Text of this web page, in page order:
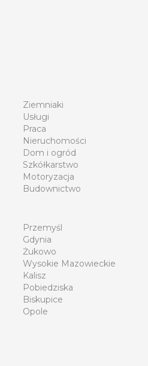
Ziemniaki
Usługi
Praca
Nieruchomości
Dom i ogród
Szkółkarstwo
Motoryzacja
Budownictwo
Przemyśl
Gdynia
Żukowo
Wysokie Mazowieckie
Kalisz
Pobiedziska
Biskupice
Opole